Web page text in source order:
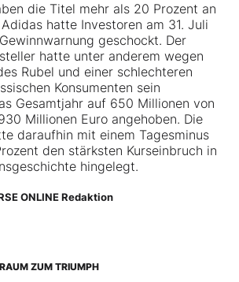
die Titel mehr als 20 Prozent an
Adidas hatte Investoren am 31. Juli
geschockt. Der
hatte unter anderem wegen
Rubel und einer schlechteren
Konsumenten sein
Gesamtjahr auf 650 Millionen von
Millionen Euro angehoben. Die
daraufhin mit einem Tagesminus
den stärksten Kurseinbruch in
hingelegt.
ONLINE Redaktion
ZUM TRIUMPH